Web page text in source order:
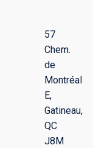
57
Chem.
de
Montréal
E,
Gatineau,
QC
J8M